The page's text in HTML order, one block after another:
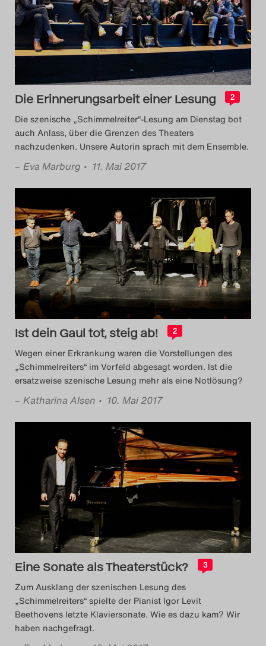
Das Theatertreffen-Blog
2014
Das Theatertreffen-Blog
2015
Das Theatertreffen-Blog
2016
Das Theatertreffen-Blog
2017
Das Theatertreffen-Blog
2018
Das Theatertreffen-Blog
2018 Alumni
Das Theatertreffen-Blog
2019
Das Theatertreffen-Blog
2020
Das Theatertreffen-Blog
2021
Das Theatertreffen-Blog
Das Theatertreffen-Blog
2023
Das Theatertreffen-Blog
2024
Die Erinnerungsarbeit einer Lesung 2
Die szenische „Schimmelreiter“-Lesung am Dienstag bot
auch Anlass, über die Grenzen des Theaters
nachzudenken. Unsere Autorin sprach mit dem Ensemble.
– Eva Marburg • 11. Mai 2017
Ist dein Gaul tot, steig ab! 2
Wegen einer Erkrankung waren die Vorstellungen des
„Schimmelreiters“ im Vorfeld abgesagt worden. Ist die
ersatzweise szenische Lesung mehr als eine Notlösung?
– Katharina Alsen • 10. Mai 2017
Eine Sonate als Theaterstück? 3
Zum Ausklang der szenischen Lesung des
„Schimmelreiters“ spielte der Pianist Igor Levit
Beethovens letzte Klaviersonate. Wie es dazu kam? Wir
haben nachgefragt.